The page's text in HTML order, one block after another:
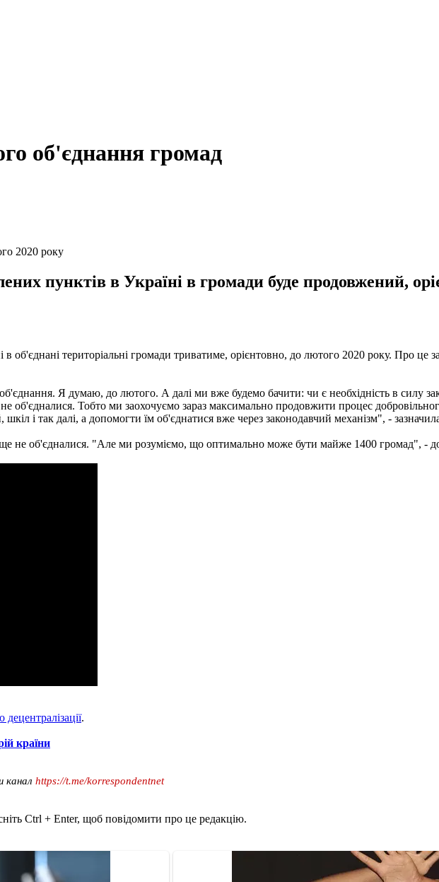
об'єднання громад
2020 року
пунктів в Україні в громади буде продовжений,
об'єднані територіальні громади триватиме, орієнтовно, до лютого 2020 року. Про це
Я думаю, до лютого. А далі ми вже будемо бачити: чи є необхідність в силу
об'єдналися. Тобто ми заохочуємо зараз максимально продовжити процес
і так далі, а допомогти їм об'єднатися вже через законодавчий механізм", -
ще не об'єдналися. "Але ми розуміємо, що оптимально може бути майже 1400 громад", -
.
країни
канал https://t.me/korrespondentnet
Ctrl + Enter, щоб повідомити про це редакцію.